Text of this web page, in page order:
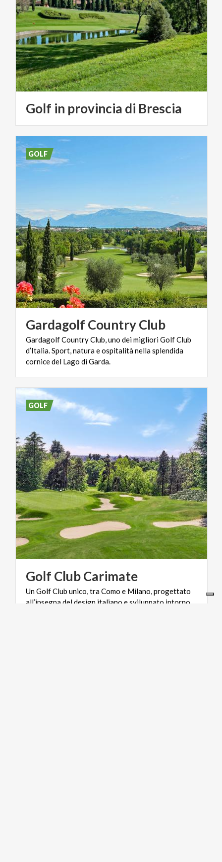
Golf in provincia di Brescia
Gardagolf CountryClub
Gardagolf Country Club, uno dei migliori Golf Club
d’Italia. Sport, natura e ospitalità nella splendida
cornice del Lago di Garda.
GOLF
Golf ClubCarimate
Un Golf Club unico, tra Como e Milano, progettato
all’insegna del design italiano e sviluppato intorno
GOLF